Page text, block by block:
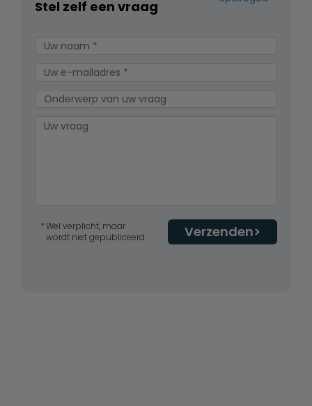
Stel zelf een vraag
Verzenden
Wel verplicht, maar
wordt niet gepubliceerd.